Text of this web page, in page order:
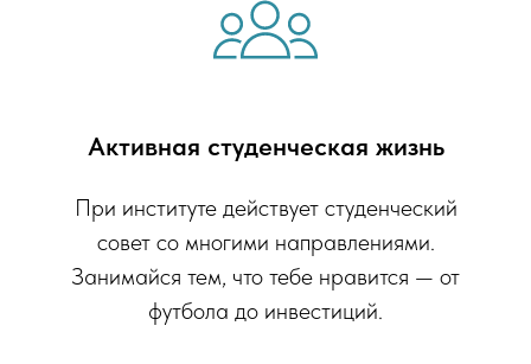
Активная студенческая жизнь
При институте действует студенческий
совет со многими направлениями.
Занимайся тем, что тебе нравится — от
футбола до инвестиций.